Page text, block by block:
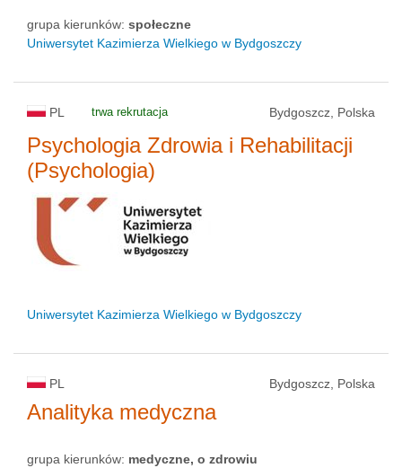
grupa kierunków: społeczne
Uniwersytet Kazimierza Wielkiego w Bydgoszczy
PL trwa rekrutacja Bydgoszcz, Polska
Psychologia Zdrowia i Rehabilitacji
(Psychologia)
Uniwersytet Kazimierza Wielkiego w Bydgoszczy
PL Bydgoszcz, Polska
Analityka medyczna
grupa kierunków: medyczne, o zdrowiu